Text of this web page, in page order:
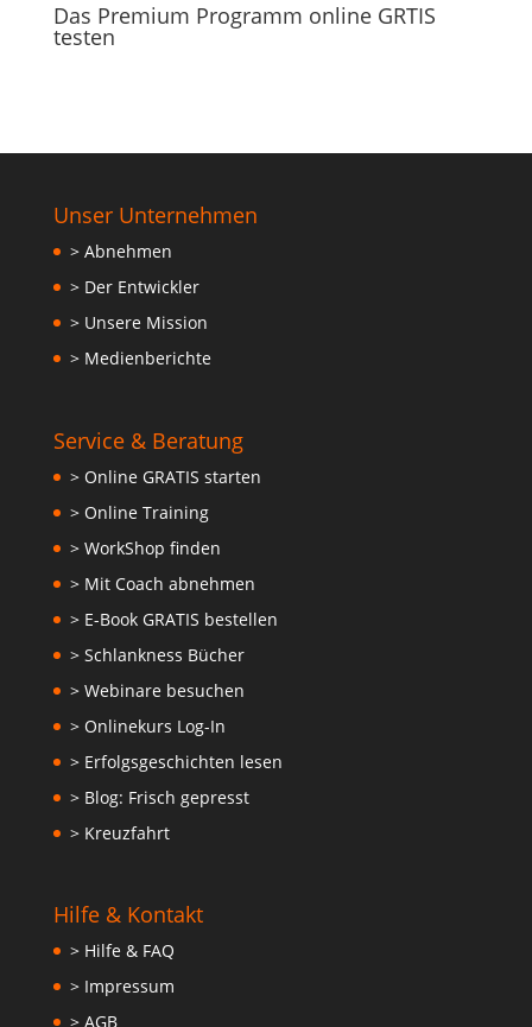
Das Premium Programm online GRTIS
testen
Unser Unternehmen
> Abnehmen
> Der Entwickler
> Unsere Mission
> Medienberichte
Service & Beratung
> Online GRATIS starten
> Online Training
> WorkShop finden
> Mit Coach abnehmen
> E-Book GRATIS bestellen
> Schlankness Bücher
> Webinare besuchen
> Onlinekurs Log-In
> Erfolgsgeschichten lesen
> Blog: Frisch gepresst
> Kreuzfahrt
Hilfe & Kontakt
> Hilfe & FAQ
> Impressum
> AGB